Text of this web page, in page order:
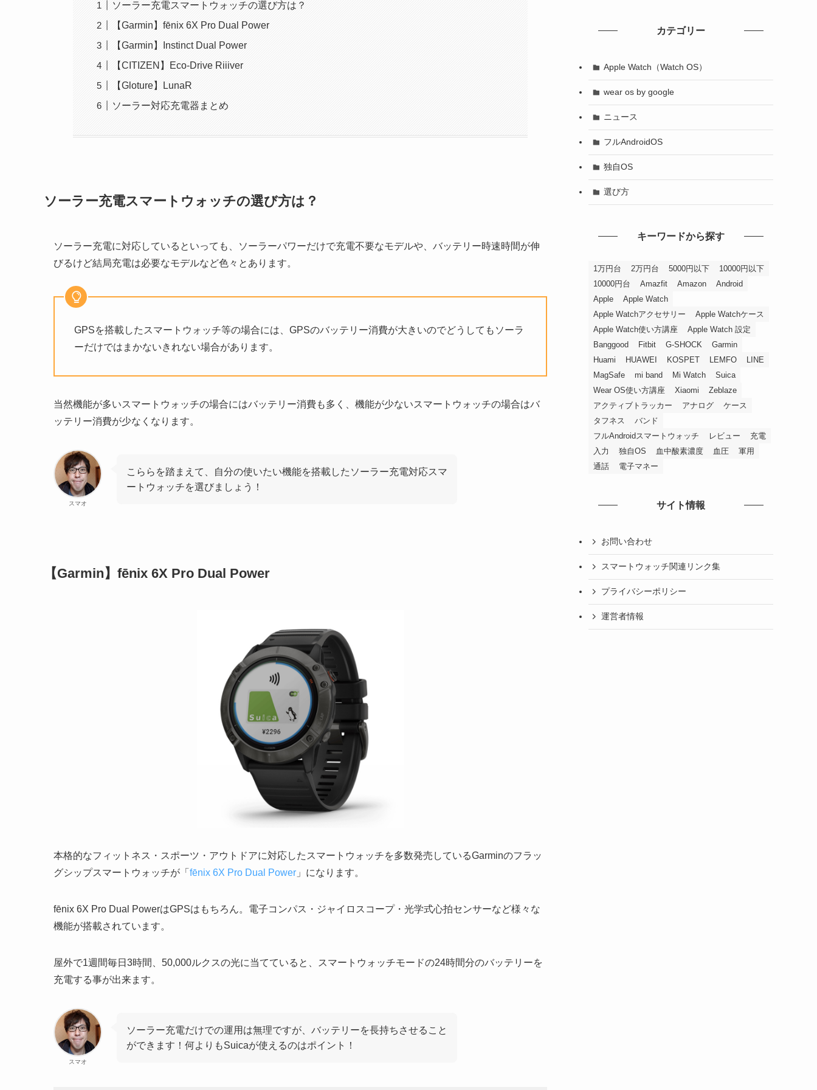
ソーラー充電スマートウォッチの選び方は？
【Garmin】fēnix 6X Pro Dual Power
【Garmin】Instinct Dual Power
【CITIZEN】Eco-Drive Riiiver
【Gloture】LunaR
ソーラー対応充電器まとめ
ソーラー充電スマートウォッチの選び方は？
ソーラー充電に対応しているといっても、ソーラーパワーだけで充電不要なモデルや、バッテリー時速時間が伸
びるけど結局充電は必要なモデルなど色々とあります。
GPSを搭載したスマートウォッチ等の場合には、GPSのバッテリー消費が大きいのでどうしてもソーラ
ーだけではまかないきれない場合があります。
当然機能が多いスマートウォッチの場合にはバッテリー消費も多く、機能が少ないスマートウォッチの場合はバ
ッテリー消費が少なくなります。
スマオ
こららを踏まえて、自分の使いたい機能を搭載したソーラー充電対応スマ
ートウォッチを選びましょう！
【Garmin】fēnix 6X Pro Dual Power
本格的なフィットネス・スポーツ・アウトドアに対応したスマートウォッチを多数発売しているGarminのフラッ
グシップスマートウォッチが「 fēnix 6X Pro Dual Power 」になります。
fēnix 6X Pro Dual PowerはGPSはもちろん。電子コンパス・ジャイロスコープ・光学式心拍センサーなど様々な
機能が搭載されています。
屋外で1週間毎日3時間、50,000ルクスの光に当てていると、スマートウォッチモードの24時間分のバッテリーを
充電する事が出来ます。
スマオ
ソーラー充電だけでの運用は無理ですが、バッテリーを長持ちさせること
ができます！何よりもSuicaが使えるのはポイント！
カテゴリー
Apple Watch（Watch OS）
wear os by google
ニュース
フルAndroidOS
独自OS
選び方
キーワードから探す
1万円台 2万円台 5000円以下
10000円以下
10000円台
Amazfit Amazon
Android
Apple
Apple Watch
Apple Watchアクセサリー
Apple Watchケース
Apple Watch使い方講座
Apple Watch 設定
Banggood
Fitbit G-SHOCK
Garmin
Huami
HUAWEI KOSPET LEMFO
LINE
MagSafe
mi band Mi Watch
Suica
Wear OS使い方講座
Xiaomi
Zeblaze
アクティブトラッカー
アナログ
ケース
タフネス
バンド
フルAndroidスマートウォッチ
レビュー
充電
入力
独自OS 血中酸素濃度 血圧
軍用
通話
電子マネー
サイト情報
お問い合わせ
スマートウォッチ関連リンク集
プライバシーポリシー
運営者情報